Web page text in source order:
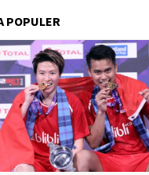
POPULER